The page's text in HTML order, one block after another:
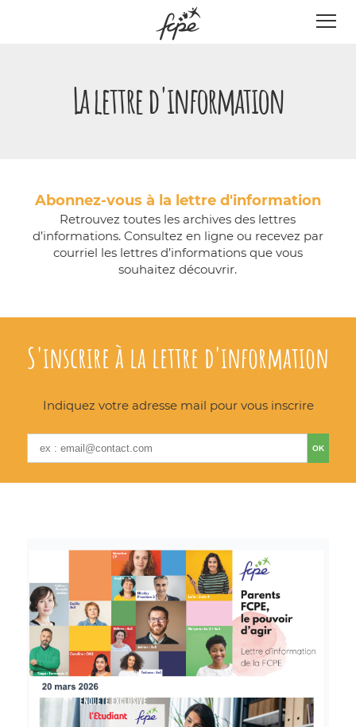
La lettre d'information
Abonnez-vous à la lettre d'information
Retrouvez toutes les archives des lettres
d’informations. Consultez en ligne ou recevez par
courriel les lettres d’informations que vous
souhaitez découvrir.
S'inscrire à la lettre d'information
Indiquez votre adresse mail pour vous inscrire